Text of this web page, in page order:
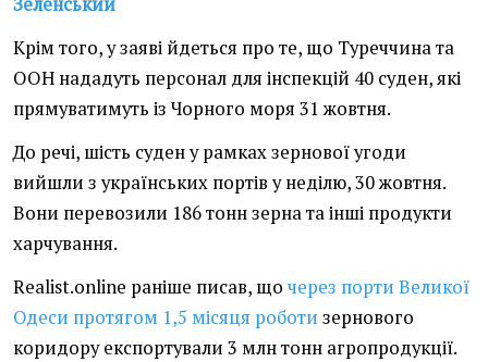
Крім того, у заяві йдеться про те, що Туреччина та
ООН нададуть персонал для інспекцій 40 суден, які
прямуватимуть із Чорного моря 31 жовтня.
До речі, шість суден у рамках зернової угоди
вийшли з українських портів у неділю, 30 жовтня.
Вони перевозили 186 тонн зерна та інші продукти
харчування.
Realist.online раніше писав, що через порти Великої
Одеси протягом 1,5 місяця роботи зернового
коридору експортували 3 млн тонн агропродукції.